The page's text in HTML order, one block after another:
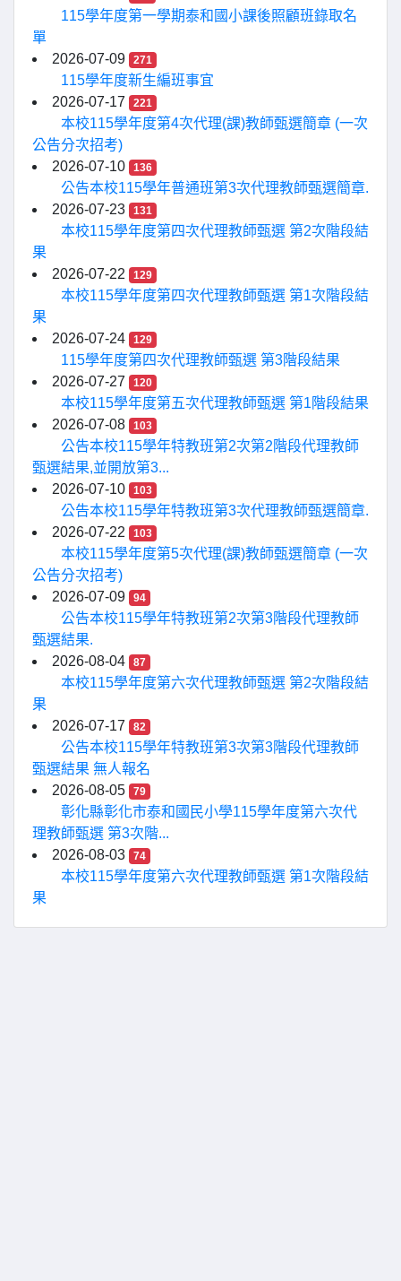
115學年度第一學期泰和國小課後照顧班錄取名
單
2026-07-09
271
115學年度新生編班事宜
2026-07-17
221
本校115學年度第4次代理(課)教師甄選簡章 (一次
公告分次招考)
2026-07-10
136
公告本校115學年普通班第3次代理教師甄選簡章.
2026-07-23
131
本校115學年度第四次代理教師甄選 第2次階段結
果
2026-07-22
129
本校115學年度第四次代理教師甄選 第1次階段結
果
2026-07-24
129
115學年度第四次代理教師甄選 第3階段結果
2026-07-27
120
本校115學年度第五次代理教師甄選 第1階段結果
2026-07-08
103
公告本校115學年特教班第2次第2階段代理教師
甄選結果,並開放第3...
2026-07-10
103
公告本校115學年特教班第3次代理教師甄選簡章.
2026-07-22
103
本校115學年度第5次代理(課)教師甄選簡章 (一次
公告分次招考)
2026-07-09
94
公告本校115學年特教班第2次第3階段代理教師
甄選結果.
2026-08-04
87
本校115學年度第六次代理教師甄選 第2次階段結
果
2026-07-17
82
公告本校115學年特教班第3次第3階段代理教師
甄選結果 無人報名
2026-08-05
79
彰化縣彰化市泰和國民小學115學年度第六次代
理教師甄選 第3次階...
2026-08-03
74
本校115學年度第六次代理教師甄選 第1次階段結
果